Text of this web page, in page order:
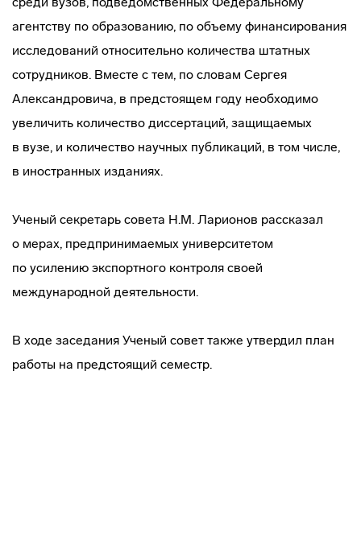
агентству по образованию, по объему финансирования
исследований относительно количества штатных
сотрудников. Вместе с тем, по словам Сергея
Александровича, в предстоящем году необходимо
увеличить количество диссертаций, защищаемых
в вузе, и количество научных публикаций, в том числе,
в иностранных изданиях.
Ученый секретарь совета Н.М. Ларионов рассказал
о мерах, предпринимаемых университетом
по усилению экспортного контроля своей
международной деятельности.
В ходе заседания Ученый совет также утвердил план
работы на предстоящий семестр.